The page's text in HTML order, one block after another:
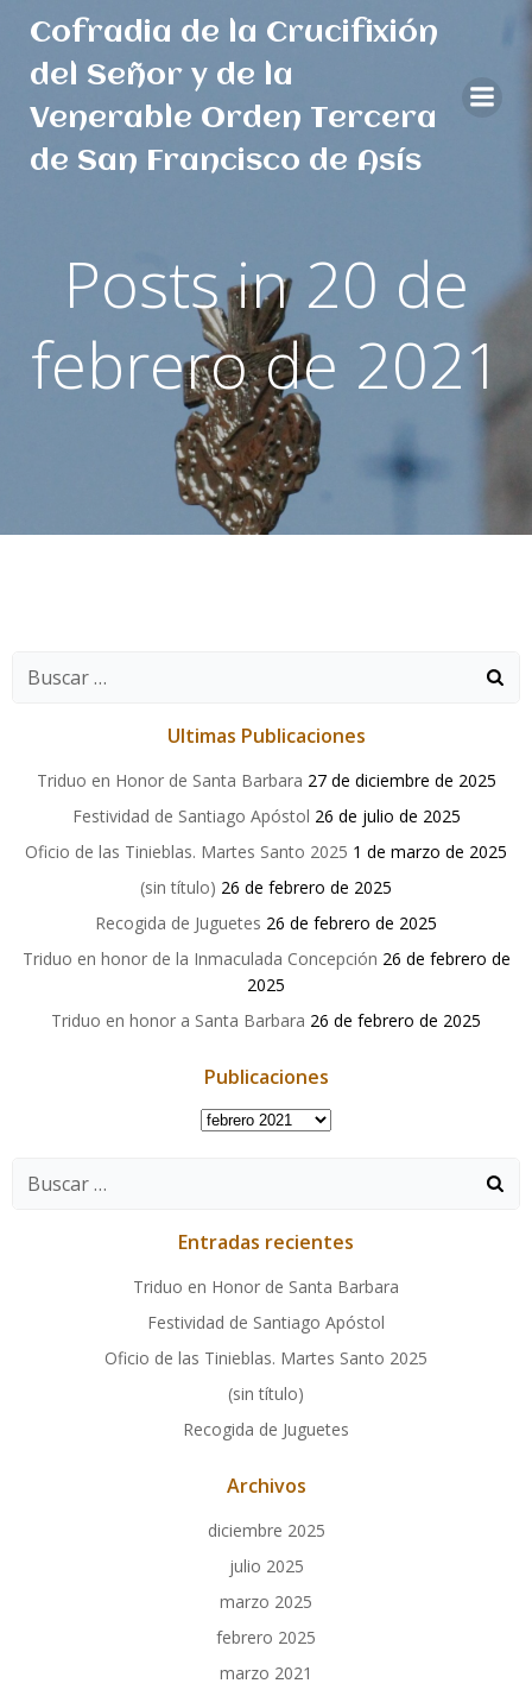
al
contenido
Cofradia de la Crucifixión
del Señor y de la
Venerable Orden Tercera
de San Francisco de Asís
Posts in 20 de
febrero de 2021
Buscar:
Ultimas Publicaciones
Triduo en Honor de Santa Barbara 27 de diciembre de 2025
Festividad de Santiago Apóstol 26 de julio de 2025
Oficio de las Tinieblas. Martes Santo 2025 1 de marzo de 2025
(sin título) 26 de febrero de 2025
Recogida de Juguetes 26 de febrero de 2025
Triduo en honor de la Inmaculada Concepción 26 de febrero de
2025
Triduo en honor a Santa Barbara 26 de febrero de 2025
Publicaciones
Publicaciones
Buscar:
Entradas recientes
Triduo en Honor de Santa Barbara
Festividad de Santiago Apóstol
Oficio de las Tinieblas. Martes Santo 2025
(sin título)
Recogida de Juguetes
Archivos
diciembre 2025
julio 2025
marzo 2025
febrero 2025
marzo 2021